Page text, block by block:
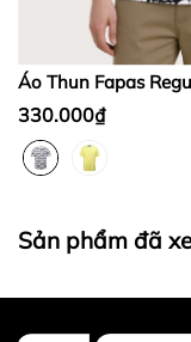
Sản phẩm
Sản phẩm bị
Áo Thun Fapas
330.000₫
Sản phẩm đã